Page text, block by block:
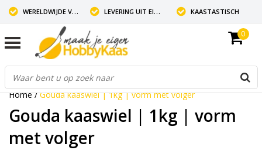
WERELDWIJDE VERZENDING LEVERING UIT EIGEN VOORRAAD KAASTASTISCH
0
Home/Gouda kaaswiel | 1kg | vorm met volger
Gouda kaaswiel | 1kg | vorm
met volger